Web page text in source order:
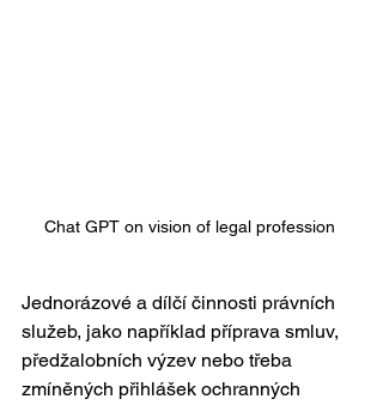
Chat GPT on vision of legal profession
Jednorázové a dílčí činnosti právních
služeb, jako například příprava smluv,
předžalobních výzev nebo třeba
zmíněných přihlášek ochranných